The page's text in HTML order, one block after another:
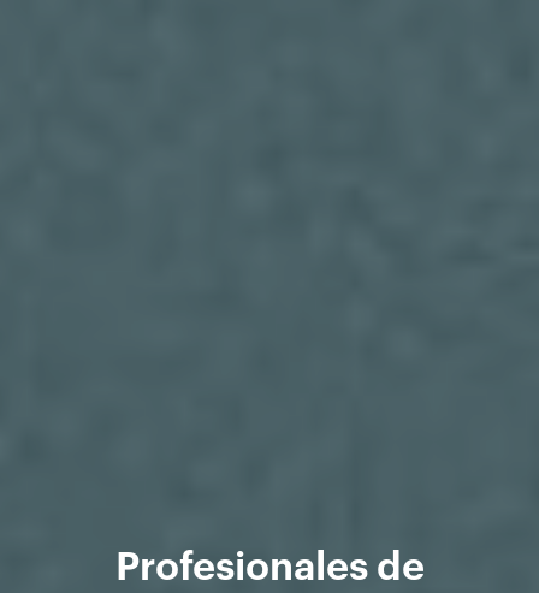
Profesionales de